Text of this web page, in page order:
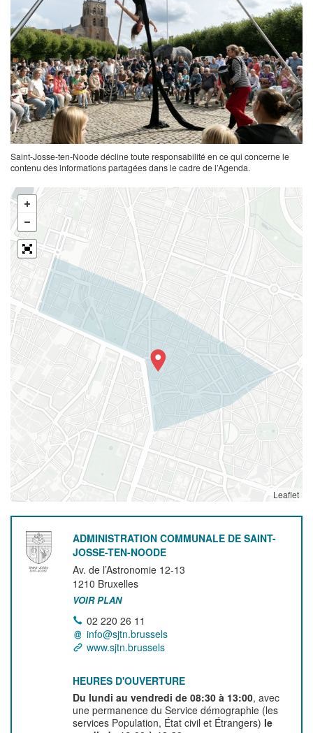
Saint-Josse-ten-Noode décline toute responsabilité en ce qui concerne le
contenu des informations partagées dans le cadre de l’Agenda.
Leaflet
ADMINISTRATION COMMUNALE DE SAINT-
JOSSE-TEN-NOODE
Av. de l’Astronomie 12-13
1210 Bruxelles
VOIR PLAN
02 220 26 11
info@sjtn.brussels
www.sjtn.brussels
HEURES D'OUVERTURE
Du lundi au vendredi de 08:30 à 13:00, avec
une permanence du Service démographie (les
services Population, État civil et Étrangers) le